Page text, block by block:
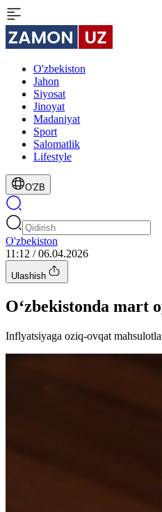
O'zbekiston
Jahon
Siyosat
Jinoyat
Madaniyat
Sport
Salomatlik
Lifestyle
O'ZB
O'zbekiston
11:12 / 06.04.2026
Ulashish
O‘zbekistonda mart
Inflyatsiyaga oziq-ovqat